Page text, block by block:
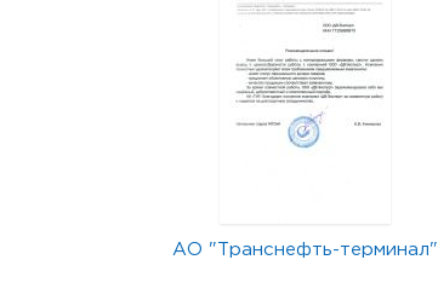
АО "Транснефть-терминал"